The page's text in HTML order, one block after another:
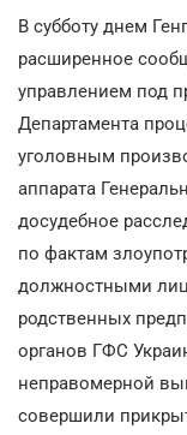
В субботу днем
расширенное
управлением под
Департамента
уголовным
аппарата
досудебное
по фактам
должностными
родственных
органов ГФС
неправомерной
совершили